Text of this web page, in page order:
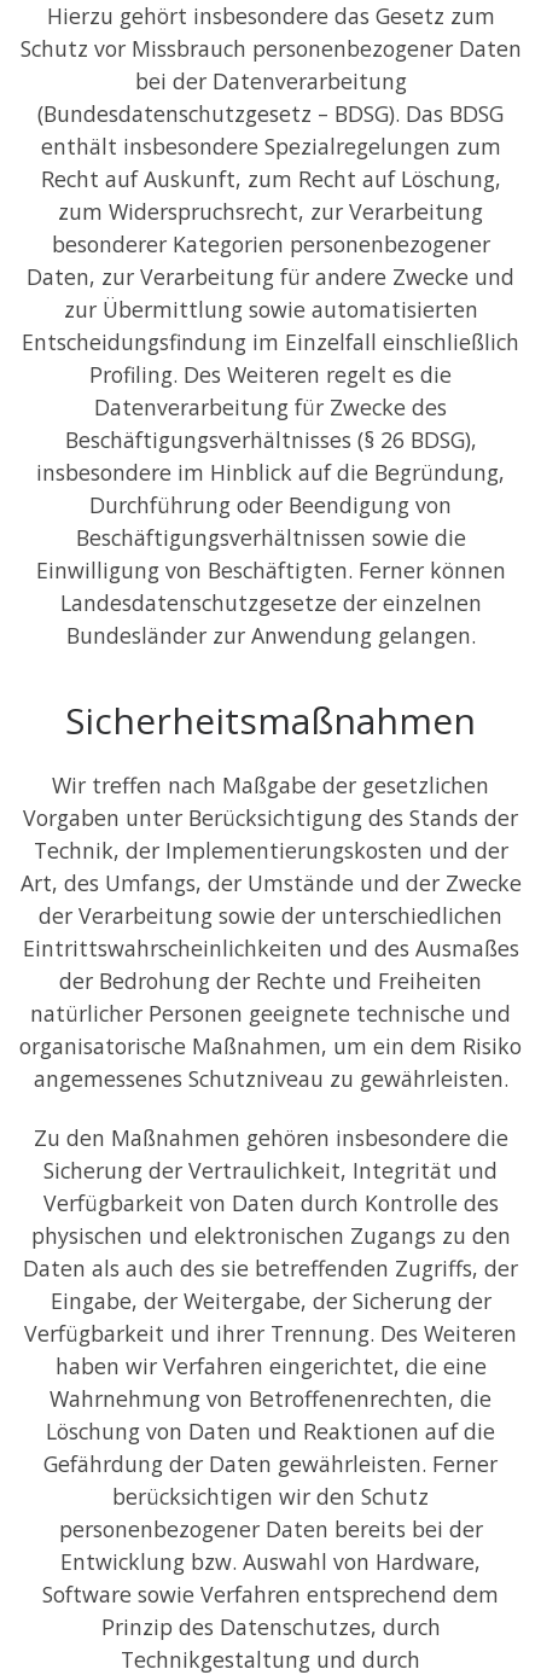
Hierzu gehört insbesondere das Gesetz zum
Schutz vor Missbrauch personenbezogener Daten
bei der Datenverarbeitung
(Bundesdatenschutzgesetz – BDSG). Das BDSG
enthält insbesondere Spezialregelungen zum
Recht auf Auskunft, zum Recht auf Löschung,
zum Widerspruchsrecht, zur Verarbeitung
besonderer Kategorien personenbezogener
Daten, zur Verarbeitung für andere Zwecke und
zur Übermittlung sowie automatisierten
Entscheidungsfindung im Einzelfall einschließlich
Profiling. Des Weiteren regelt es die
Datenverarbeitung für Zwecke des
Beschäftigungsverhältnisses (§ 26 BDSG),
insbesondere im Hinblick auf die Begründung,
Durchführung oder Beendigung von
Beschäftigungsverhältnissen sowie die
Einwilligung von Beschäftigten. Ferner können
Landesdatenschutzgesetze der einzelnen
Bundesländer zur Anwendung gelangen.
Sicherheitsmaßnahmen
Wir treffen nach Maßgabe der gesetzlichen
Vorgaben unter Berücksichtigung des Stands der
Technik, der Implementierungskosten und der
Art, des Umfangs, der Umstände und der Zwecke
der Verarbeitung sowie der unterschiedlichen
Eintrittswahrscheinlichkeiten und des Ausmaßes
der Bedrohung der Rechte und Freiheiten
natürlicher Personen geeignete technische und
organisatorische Maßnahmen, um ein dem Risiko
angemessenes Schutzniveau zu gewährleisten.
Zu den Maßnahmen gehören insbesondere die
Sicherung der Vertraulichkeit, Integrität und
Verfügbarkeit von Daten durch Kontrolle des
physischen und elektronischen Zugangs zu den
Daten als auch des sie betreffenden Zugriffs, der
Eingabe, der Weitergabe, der Sicherung der
Verfügbarkeit und ihrer Trennung. Des Weiteren
haben wir Verfahren eingerichtet, die eine
Wahrnehmung von Betroffenenrechten, die
Löschung von Daten und Reaktionen auf die
Gefährdung der Daten gewährleisten. Ferner
berücksichtigen wir den Schutz
personenbezogener Daten bereits bei der
Entwicklung bzw. Auswahl von Hardware,
Software sowie Verfahren entsprechend dem
Prinzip des Datenschutzes, durch
Technikgestaltung und durch